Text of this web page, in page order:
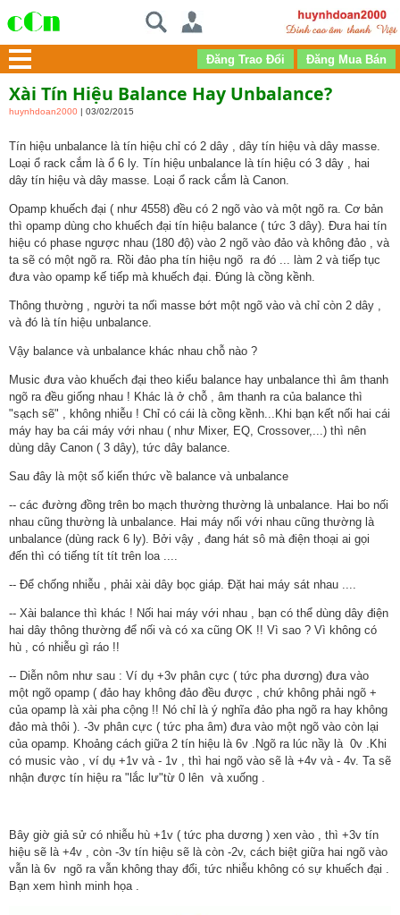
Xài Tín Hiệu Balance Hay Unbalance?
huynhdoan2000 | 03/02/2015
Tín hiệu unbalance là tín hiệu chỉ có 2 dây , dây tín hiệu và dây masse.
Loại ổ rack cắm là ổ 6 ly. Tín hiệu unbalance là tín hiệu có 3 dây , hai
dây tín hiệu và dây masse. Loại ổ rack cắm là Canon.
Opamp khuếch đại ( như 4558) đều có 2 ngõ vào và một ngõ ra. Cơ bản
thì opamp dùng cho khuếch đại tín hiệu balance ( tức 3 dây). Đưa hai tín
hiệu có phase ngược nhau (180 độ) vào 2 ngõ vào đảo và không đảo , và
ta sẽ có một ngõ ra. Rồi đảo pha tín hiệu ngõ ra đó ... làm 2 và tiếp tục
đưa vào opamp kế tiếp mà khuếch đại. Đúng là cồng kềnh.
Thông thường , người ta nối masse bớt một ngõ vào và chỉ còn 2 dây ,
và đó là tín hiệu unbalance.
Vậy balance và unbalance khác nhau chỗ nào ?
Music đưa vào khuếch đại theo kiểu balance hay unbalance thì âm thanh
ngõ ra đều giống nhau ! Khác là ở chỗ , âm thanh ra của balance thì
"sạch sẽ" , không nhiễu ! Chỉ có cái là cồng kềnh...Khi bạn kết nối hai cái
máy hay ba cái máy với nhau ( như Mixer, EQ, Crossover,...) thì nên
dùng dây Canon ( 3 dây), tức dây balance.
Sau đây là một số kiến thức về balance và unbalance
-- các đường đồng trên bo mạch thường thường là unbalance. Hai bo nối
nhau cũng thường là unbalance. Hai máy nối với nhau cũng thường là
unbalance (dùng rack 6 ly). Bởi vậy , đang hát sô mà điện thoại ai gọi
đến thì có tiếng tít tít trên loa ....
-- Để chống nhiễu , phải xài dây bọc giáp. Đặt hai máy sát nhau ....
-- Xài balance thì khác ! Nối hai máy với nhau , bạn có thể dùng dây điện
hai dây thông thường để nối và có xa cũng OK !! Vì sao ? Vì không có
hù , có nhiễu gì ráo !!
-- Diễn nôm như sau : Ví dụ +3v phân cực ( tức pha dương) đưa vào
một ngõ opamp ( đảo hay không đảo đều được , chứ không phải ngõ +
của opamp là xài pha cộng !! Nó chỉ là ý nghĩa đảo pha ngõ ra hay không
đảo mà thôi ). -3v phân cực ( tức pha âm) đưa vào một ngõ vào còn lại
của opamp. Khoảng cách giữa 2 tín hiệu là 6v .Ngõ ra lúc nầy là 0v .Khi
có music vào , ví dụ +1v và - 1v , thì hai ngõ vào sẽ là +4v và - 4v. Ta sẽ
nhận được tín hiệu ra "lắc lư"từ 0 lên và xuống .
Bây giờ giả sử có nhiễu hù +1v ( tức pha dương ) xen vào , thì +3v tín
hiệu sẽ là +4v , còn -3v tín hiệu sẽ là còn -2v, cách biệt giữa hai ngõ vào
vẫn là 6v ngõ ra vẫn không thay đổi, tức nhiễu không có sự khuếch đại .
Bạn xem hình minh họa .